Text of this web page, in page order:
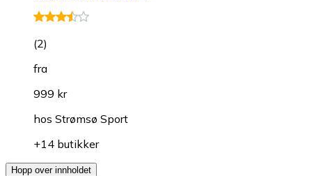
(2)
fra
999 kr
hos Strømsø Sport
+14 butikker
Hopp over innholdet